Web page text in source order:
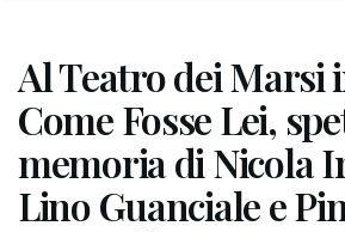
Al Teatro dei Marsi
Come Fosse Lei,
memoria di Nicola
Lino Guanciale e